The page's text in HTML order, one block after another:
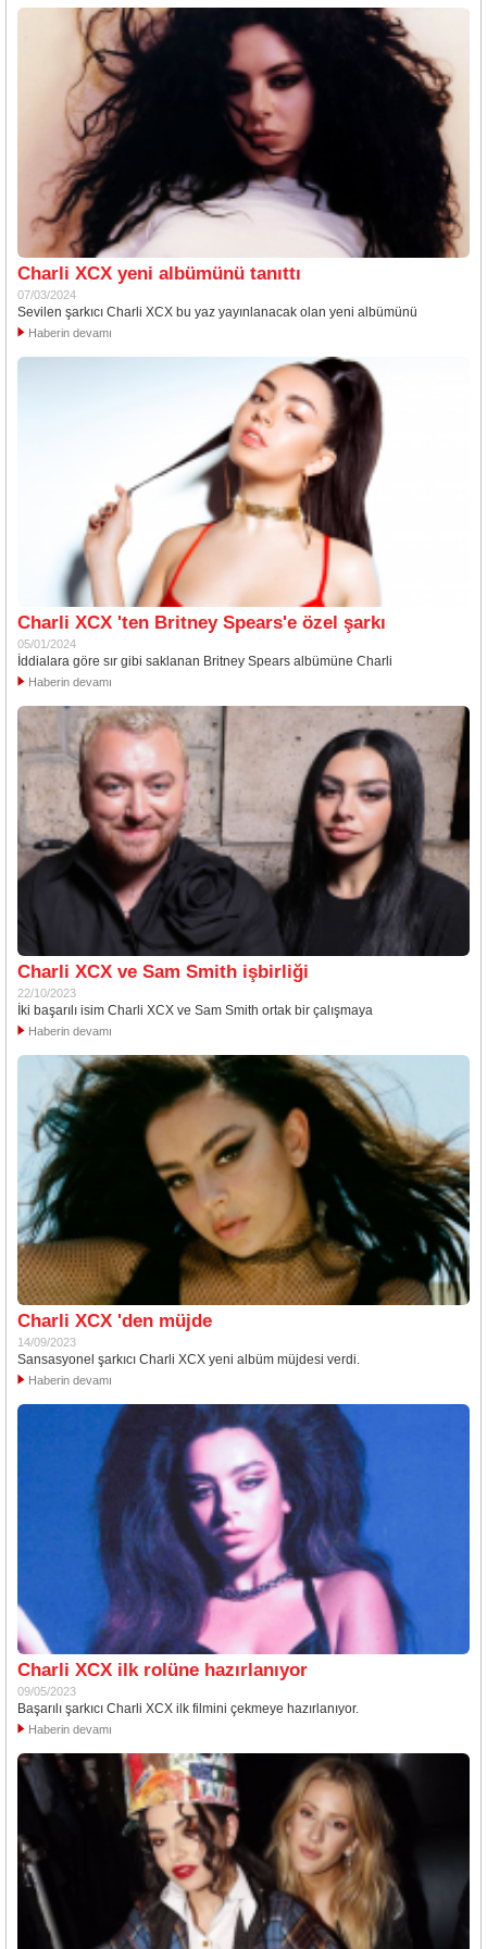
Charli XCX yeni albümünü tanıttı
07/03/2024
Sevilen şarkıcı Charli XCX bu yaz yayınlanacak olan yeni albümünü
Haberin devamı
Charli XCX 'ten Britney Spears'e özel şarkı
05/01/2024
İddialara göre sır gibi saklanan Britney Spears albümüne Charli
Haberin devamı
Charli XCX ve Sam Smith işbirliği
22/10/2023
İki başarılı isim Charli XCX ve Sam Smith ortak bir çalışmaya
Haberin devamı
Charli XCX 'den müjde
14/09/2023
Sansasyonel şarkıcı Charli XCX yeni albüm müjdesi verdi.
Haberin devamı
Charli XCX ilk rolüne hazırlanıyor
09/05/2023
Başarılı şarkıcı Charli XCX ilk filmini çekmeye hazırlanıyor.
Haberin devamı